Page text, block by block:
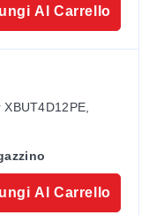
Al Carrello
Al Carrello